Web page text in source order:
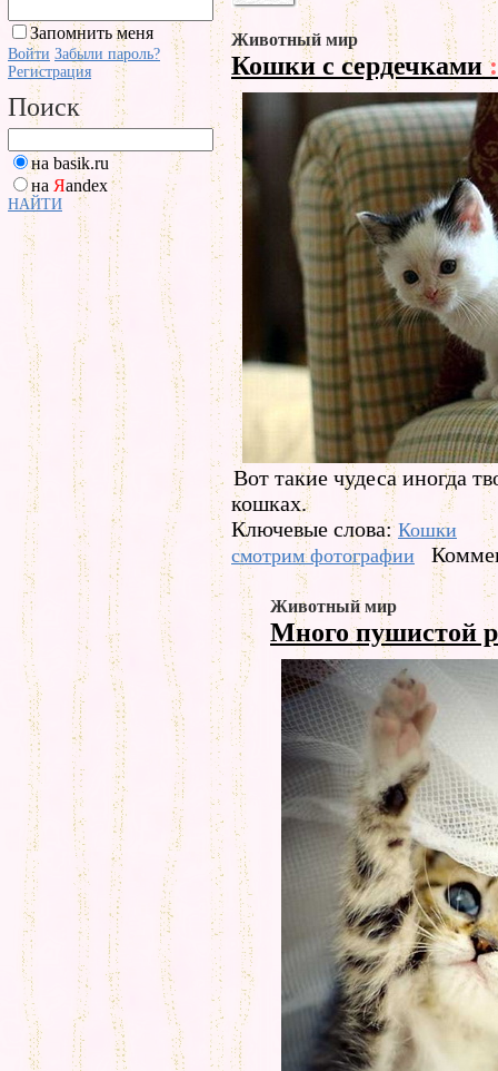
Запомнить меня
Войти Забыли пароль?
Регистрация
Поиск
на basik.ru
на Яandex
НАЙТИ
Животный мир
Кошки с сердечками
Вот такие чудеса иногда
кошках.
Ключевые слова:Кошки
смотрим фотографии
Животный мир
Много пушистой